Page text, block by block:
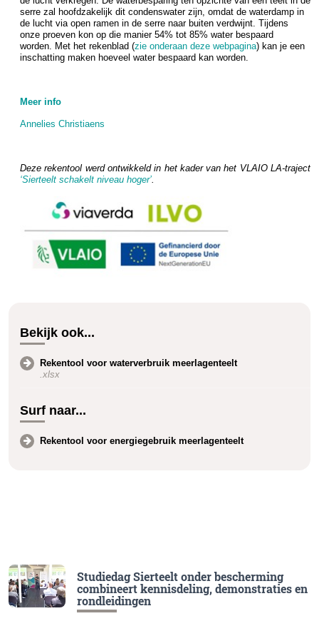
serre zal hoofdzakelijk dit condenswater zijn, omdat de waterdamp in
de lucht via open ramen in de serre naar buiten verdwijnt. Tijdens
onze proeven kon op die manier 54% tot 85% water bespaard
worden. Met het rekenblad (zie onderaan deze webpagina) kan je een
inschatting maken hoeveel water bespaard kan worden.
Meer info
Annelies Christiaens
Deze rekentool werd ontwikkeld in het kader van het VLAIO LA-traject
‘Sierteelt schakelt niveau hoger’.
Bekijk ook...
Rekentool voor waterverbruik meerlagenteelt
.xlsx
Surf naar...
Rekentool voor energiegebruik meerlagenteelt
Studiedag Sierteelt onder bescherming
combineert kennisdeling, demonstraties en
rondleidingen